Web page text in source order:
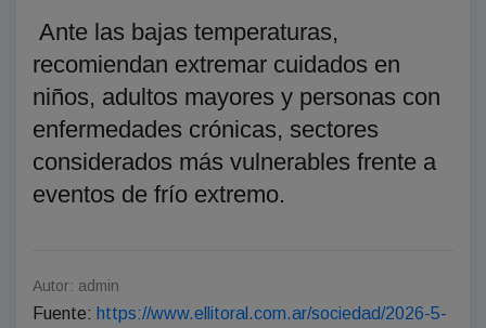
Ante las bajas temperaturas,
recomiendan extremar cuidados en
niños, adultos mayores y personas con
enfermedades crónicas, sectores
considerados más vulnerables frente a
eventos de frío extremo.
Autor: admin
Fuente: https://www.ellitoral.com.ar/sociedad/2026-5-